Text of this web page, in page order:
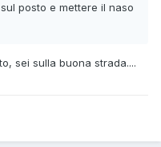
posto e mettere il naso
sei sulla buona strada....